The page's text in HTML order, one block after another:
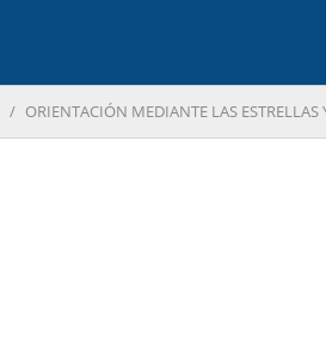
ORIENTACIÓN MEDIANTE LAS ESTRELLAS